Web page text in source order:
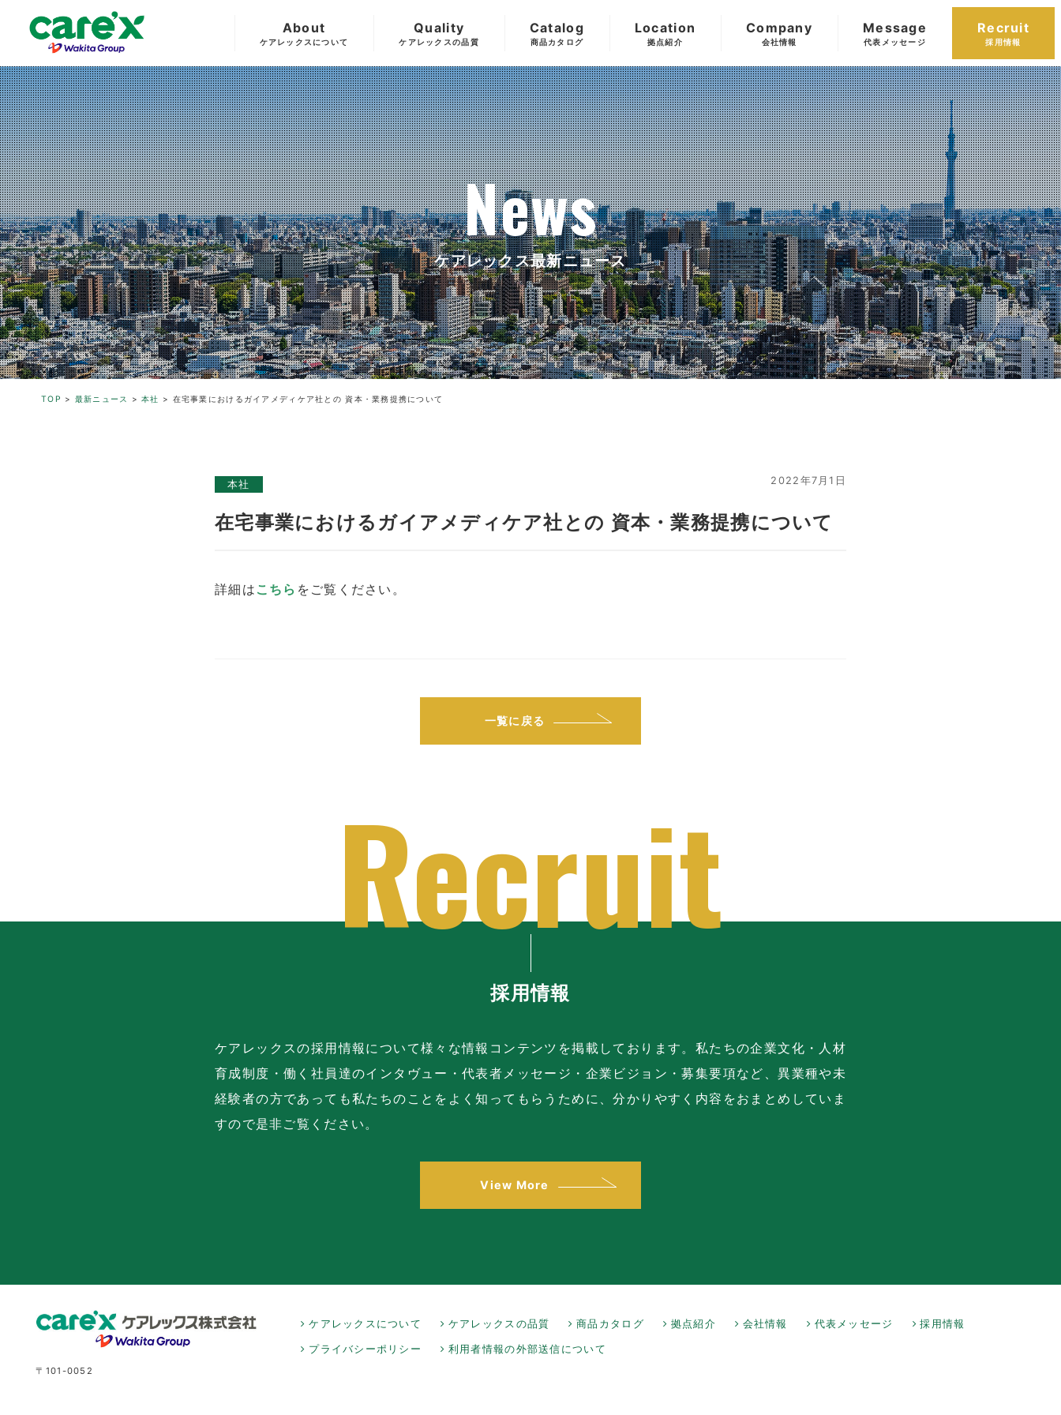
About
ケアレックスについて
Quality
ケアレックスの品質
Catalog
商品カタログ
Location
拠点紹介
Company
会社情報
Message
代表メッセージ
Recruit
採用情報
News
ケアレックス最新ニュース
TOP > 最新ニュース >本社 > 在宅事業におけるガイアメディケア社との 資本・業務提携について
本社 2022年7月1日
在宅事業におけるガイアメディケア社との 資本・業務提携について
詳細は こちら をご覧ください。
一覧に戻る
採用情報
ケアレックスの採用情報について様々な情報コンテンツを掲載しております。私たちの企業文化・人材
育成制度・働く社員達のインタヴュー・代表者メッセージ・企業ビジョン・募集要項など、異業種や未
経験者の方であっても私たちのことをよく知ってもらうために、分かりやすく内容をおまとめしていま
すので是非ご覧ください。
View More
〒101-0052
ケアレックスについて ケアレックスの品質 商品カタログ 拠点紹介 会社情報 代表メッセージ 採用情報
プライバシーポリシー 利用者情報の外部送信について